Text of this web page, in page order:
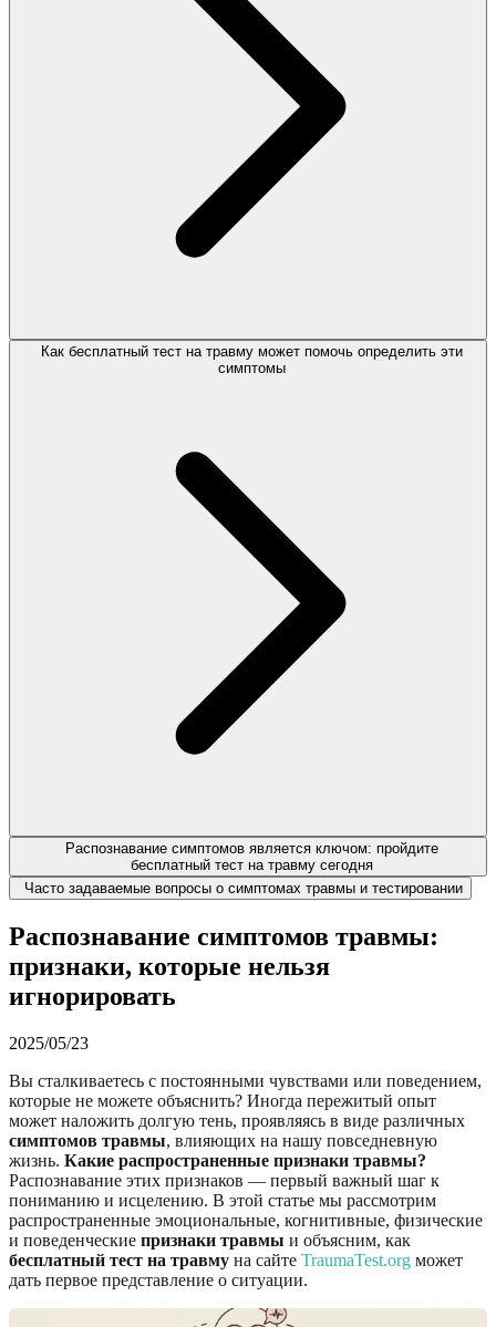
Как бесплатный тест на травму может помочь определить эти
симптомы
Распознавание симптомов является ключом: пройдите
бесплатный тест на травму сегодня
Часто задаваемые вопросы о симптомах травмы и тестировании
Распознавание симптомов травмы:
признаки, которые нельзя
игнорировать
2025/05/23
Вы сталкиваетесь с постоянными чувствами или поведением,
которые не можете объяснить? Иногда пережитый опыт
может наложить долгую тень, проявляясь в виде различных
симптомов травмы, влияющих на нашу повседневную
жизнь. Какие распространенные признаки травмы?
Распознавание этих признаков — первый важный шаг к
пониманию и исцелению. В этой статье мы рассмотрим
распространенные эмоциональные, когнитивные, физические
и поведенческие признаки травмы и объясним, как
бесплатный тест на травму на сайте TraumaTest.org может
дать первое представление о ситуации.